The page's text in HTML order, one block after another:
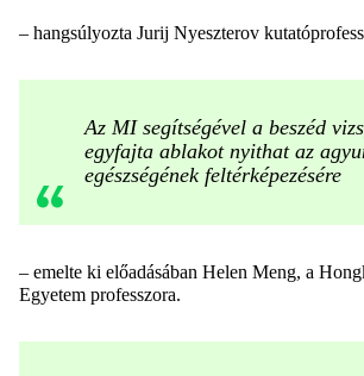
– hangsúlyozta Jurij Nyeszterov
Az MI segítségével a beszéd
egyfajta ablakot nyithat az
egészségének feltérképezésére
– emelte ki előadásában Helen Meng, a
Egyetem professzora.